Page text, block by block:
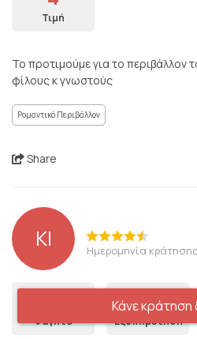
Τιμή
Το προτιμούμε για το περιβάλλον
φίλους κ γνωστούς
Ρομαντικό Περιβάλλον
Share
KI Ημερομηνία
Φαγητό
5
Εξυπηρέτηση
Κάνε